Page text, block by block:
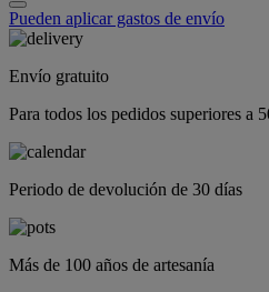
Pueden aplicar gastos de envío
Envío gratuito
Para todos los pedidos superiores a
Periodo de devolución de 30 días
Más de 100 años de artesanía